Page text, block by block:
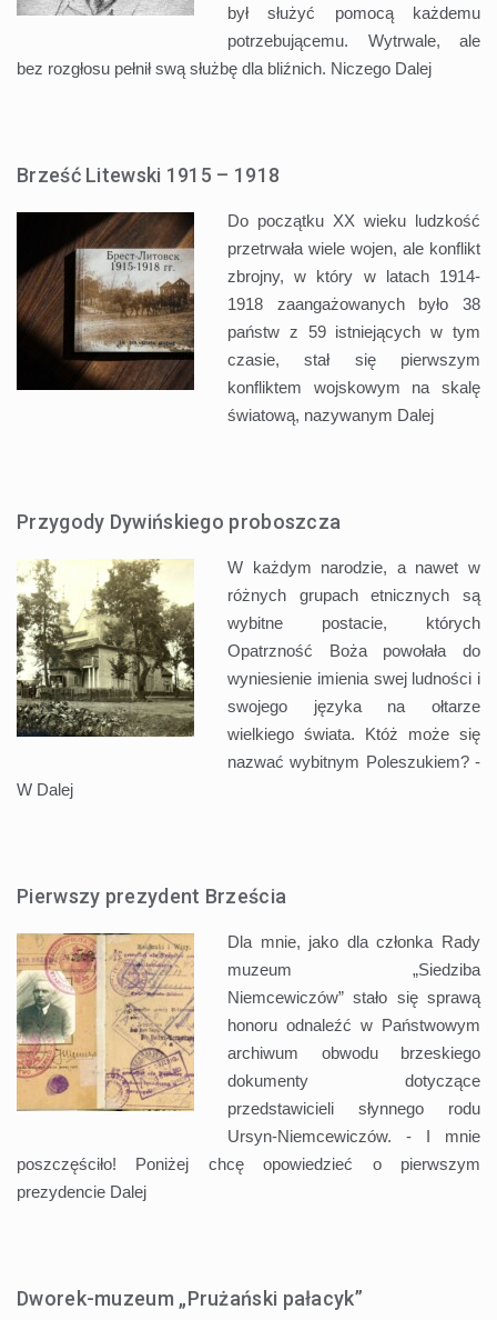
był służyć pomocą każdemu
potrzebującemu. Wytrwale, ale
bez rozgłosu pełnił swą służbę dla bliźnich. Niczego Dalej
Brześć Litewski 1915 – 1918
Do początku XX wieku ludzkość
przetrwała wiele wojen, ale konflikt
zbrojny, w który w latach 1914-
1918 zaangażowanych było 38
państw z 59 istniejących w tym
czasie, stał się pierwszym
konfliktem wojskowym na skalę
światową, nazywanym Dalej
Przygody Dywińskiego proboszcza
W każdym narodzie, a nawet w
różnych grupach etnicznych są
wybitne postacie, których
Opatrzność Boża powołała do
wyniesienie imienia swej ludności i
swojego języka na ołtarze
wielkiego świata. Któż może się
nazwać wybitnym Poleszukiem? -
W Dalej
Pierwszy prezydent Brześcia
Dla mnie, jako dla członka Rady
muzeum „Siedziba
Niemcewiczów” stało się sprawą
honoru odnaleźć w Państwowym
archiwum obwodu brzeskiego
dokumenty dotyczące
przedstawicieli słynnego rodu
Ursyn-Niemcewiczów. - I mnie
poszczęściło! Poniżej chcę opowiedzieć o pierwszym
prezydencie Dalej
Dworek-muzeum „Prużański pałacyk”